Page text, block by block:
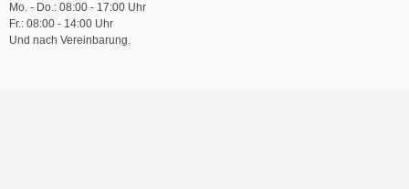
Mo. - Do.: 08:00 - 17:00 Uhr
Fr.: 08:00 - 14:00 Uhr
Und nach Vereinbarung.